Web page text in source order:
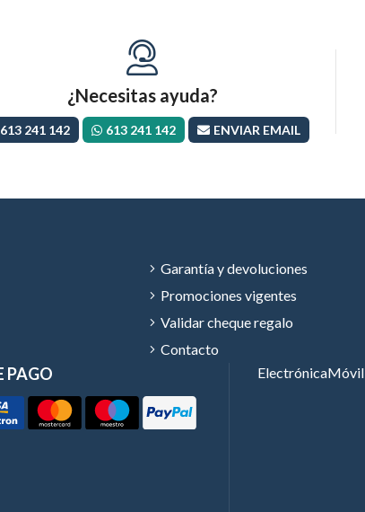
¿Necesitas ayuda?
613 241 142 613 241 142 ENVIAR EMAIL
PAGO
Garantía y devoluciones
Promociones vigentes
Validar cheque regalo
Contacto
ElectrónicaMóvil